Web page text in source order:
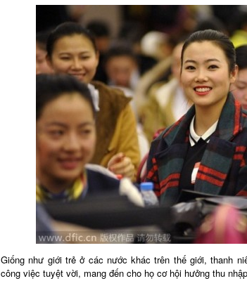
Giống như giới trẻ ở các nước khác trên thế giới, thanh
công việc tuyệt vời, mang đến cho họ cơ hội hưởng thu